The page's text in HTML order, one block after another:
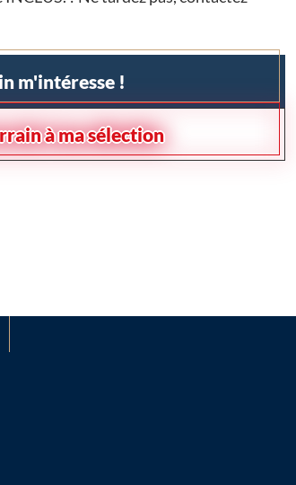
m'intéresse !
à ma sélection